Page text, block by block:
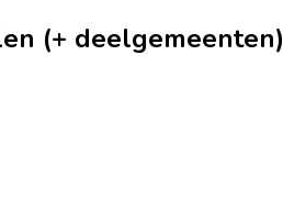
(+ deelgemeenten)